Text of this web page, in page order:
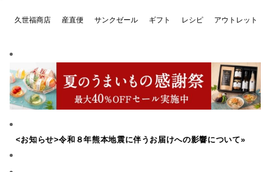
久世福商店 産直便 サンクゼール ギフト レシピ アウトレット
<お知らせ>令和８年熊本地震に伴うお届けへの影響について»